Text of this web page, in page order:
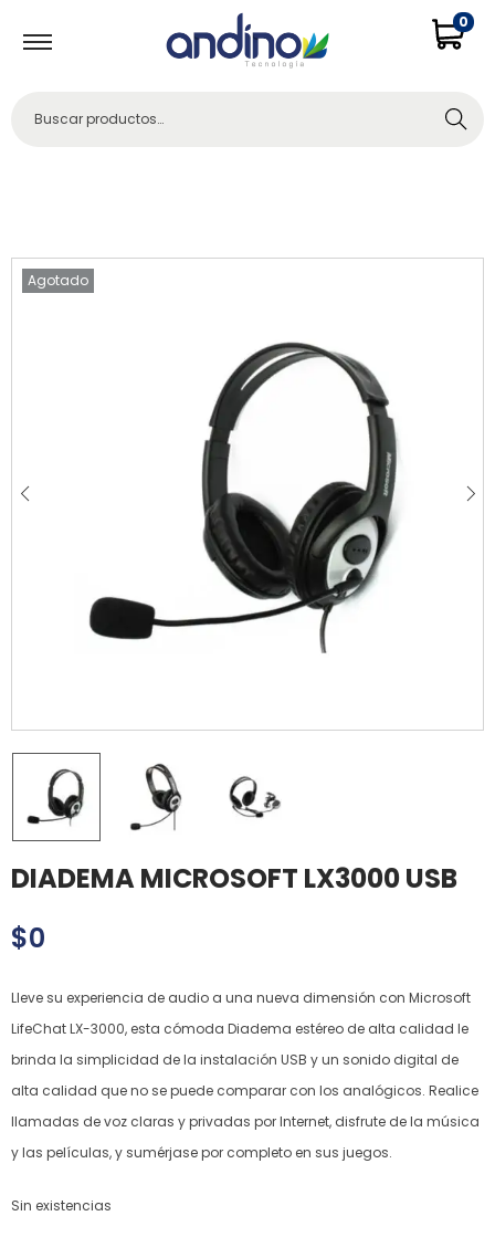
0
Buscar
Agotado
DIADEMA MICROSOFT LX3000 USB
$0
Lleve su experiencia de audio a una nueva dimensión con Microsoft
LifeChat LX-3000, esta cómoda Diadema estéreo de alta calidad le
brinda la simplicidad de la instalación USB y un sonido digital de
alta calidad que no se puede comparar con los analógicos. Realice
llamadas de voz claras y privadas por Internet, disfrute de la música
y las películas, y sumérjase por completo en sus juegos.
Sin existencias